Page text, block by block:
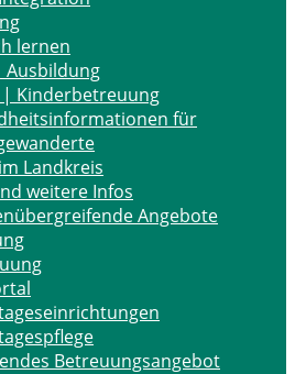
lernen
Ausbildung
| Kinderbetreuung
für
Landkreis
weitere Infos
Angebote
Betreuungsangebot